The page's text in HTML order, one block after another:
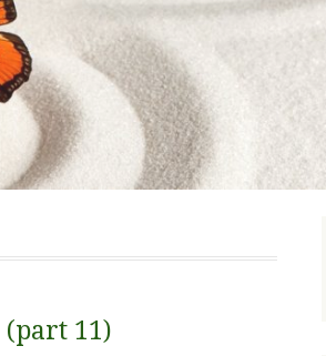
(part 11)